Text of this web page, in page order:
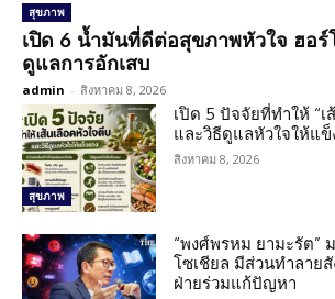
สุขภาพ
เปิด 6 น้ำมันที่ดีต่อสุขภาพหัวใจ ฮอ
ดูแลการอักเสบ
admin - สิงหาคม 8, 2026
สุขภาพ
เปิด 5 ปัจจัยที่ทำให้ “เ
และวิธีดูแลหัวใจให้แข็
สิงหาคม 8, 2026
“พงศ์พรหม ยามะรัต”
โซเชียล มีส่วนทำลาย
ฝ่ายร่วมแก้ปัญหา